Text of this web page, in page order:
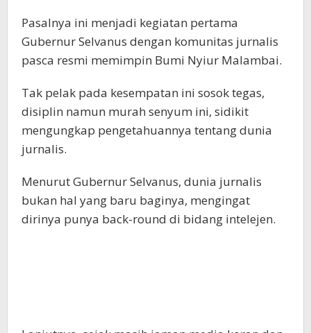
Pasalnya ini menjadi kegiatan pertama
Gubernur Selvanus dengan komunitas jurnalis
pasca resmi memimpin Bumi Nyiur Malambai.
Tak pelak pada kesempatan ini sosok tegas,
disiplin namun murah senyum ini, sidikit
mengungkap pengetahuannya tentang dunia
jurnalis.
Menurut Gubernur Selvanus, dunia jurnalis
bukan hal yang baru baginya, mengingat
dirinya punya back-round di bidang intelejen.